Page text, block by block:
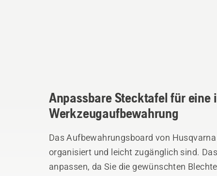
Anpassbare Stecktafel für
Werkzeugaufbewahrung
Das Aufbewahrungsboard von
organisiert und leicht zugänglich sind.
anpassen, da Sie die gewünschten